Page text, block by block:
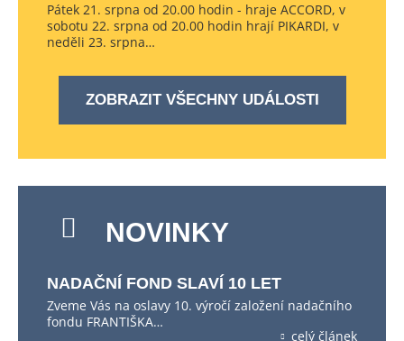
Pátek 21. srpna od 20.00 hodin - hraje ACCORD, v
sobotu 22. srpna od 20.00 hodin hrají PIKARDI, v
neděli 23. srpna…
ZOBRAZIT VŠECHNY UDÁLOSTI
NOVINKY
NADAČNÍ FOND SLAVÍ 10 LET
Zveme Vás na oslavy 10. výročí založení nadačního
fondu FRANTIŠKA…
celý článek